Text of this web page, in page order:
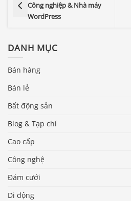
Công nghiệp & Nhà máy
WordPress
DANH MỤC
Bán hàng
Bán lẻ
Bất động sản
Blog & Tạp chí
Cao cấp
Công nghệ
Đám cưới
Di động